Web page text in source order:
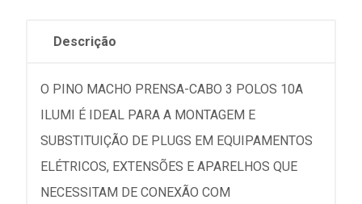
Descrição
O PINO MACHO PRENSA-CABO 3 POLOS 10A
ILUMI É IDEAL PARA A MONTAGEM E
SUBSTITUIÇÃO DE PLUGS EM EQUIPAMENTOS
ELÉTRICOS, EXTENSÕES E APARELHOS QUE
NECESSITAM DE CONEXÃO COM